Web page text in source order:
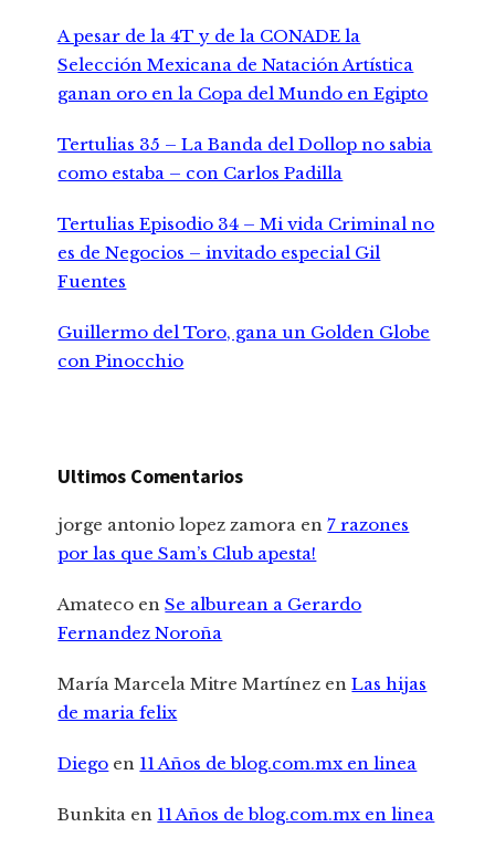
A pesar de la 4T y de la CONADE la
Selección Mexicana de Natación Artística
ganan oro en la Copa del Mundo en Egipto
Tertulias 35 – La Banda del Dollop no sabia
como estaba – con Carlos Padilla
Tertulias Episodio 34 – Mi vida Criminal no
es de Negocios – invitado especial Gil
Fuentes
Guillermo del Toro, gana un Golden Globe
con Pinocchio
Ultimos Comentarios
jorge antonio lopez zamora en7 razones
por las que Sam’s Club apesta!
Amateco enSe alburean a Gerardo
Fernandez Noroña
María Marcela Mitre Martínez enLas hijas
de maria felix
Diego en 11 Años de blog.com.mx en linea
Bunkita en 11 Años de blog.com.mx en linea